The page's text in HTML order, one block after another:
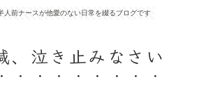
人前ナースが他愛のない日常を綴るブログです
、泣き止みなさい